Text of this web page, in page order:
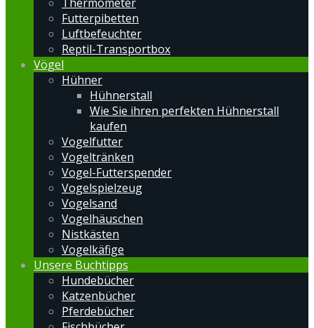
Futterpibetten
Luftbefeuchter
Reptil-Transportbox
Vögel
Hühner
Hühnerstall
Wie Sie ihren perfekten Hühnerstall
kaufen
Vogelfutter
Vogeltränken
Vogel-Futterspender
Vogelspielzeug
Vogelsand
Vogelhäuschen
Nistkästen
Vogelkäfige
Unsere Buchtipps
Hundebücher
Katzenbücher
Pferdebücher